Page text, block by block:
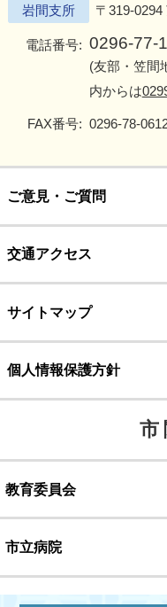
岩間支所 〒319-
電話番号: 0296-77-
(友部・笠間
内からは
FAX番号: 0296-78-
ご意見・ご質問
交通アクセス
サイトマップ
個人情報保護方針
市
教育委員会
市立病院